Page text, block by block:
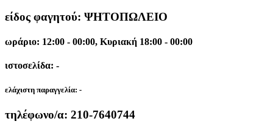
είδος φαγητού: ΨΗΤΟΠΩΛΕΙΟ
ωράριο: 12:00 - 00:00, Κυριακή 18:00 - 00:00
ιστοσελίδα: -
ελάχιστη παραγγελία: -
τηλέφωνο/α: 210-7640744